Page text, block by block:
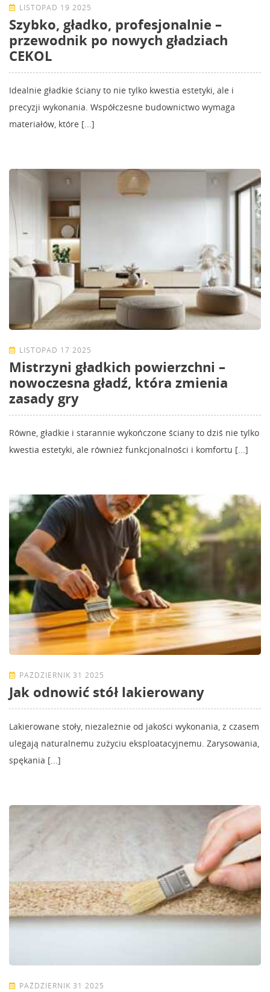
LISTOPAD 19 2025
Szybko, gładko, profesjonalnie –
przewodnik po nowych gładziach
CEKOL
Idealnie gładkie ściany to nie tylko kwestia estetyki, ale i
precyzji wykonania. Współczesne budownictwo wymaga
materiałów, które [...]
LISTOPAD 17 2025
Mistrzyni gładkich powierzchni –
nowoczesna gładź, która zmienia
zasady gry
Równe, gładkie i starannie wykończone ściany to dziś nie tylko
kwestia estetyki, ale również funkcjonalności i komfortu [...]
PAŹDZIERNIK 31 2025
Jak odnowić stół lakierowany
Lakierowane stoły, niezależnie od jakości wykonania, z czasem
ulegają naturalnemu zużyciu eksploatacyjnemu. Zarysowania,
spękania [...]
PAŹDZIERNIK 31 2025